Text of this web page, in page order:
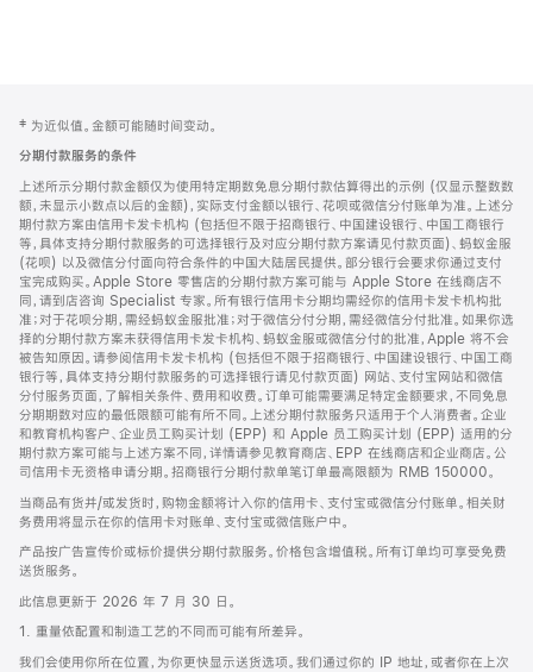
页
页
脚
注
‡ 为近似值。金额可能随时间变动。
分期付款服务的条件
上述所示分期付款金额仅为使用特定期数免息分期付款估算得出的示例 (仅显示整数数
额，未显示小数点以后的金额)，实际支付金额以银行、花呗或微信分付账单为准。上述分
期付款方案由信用卡发卡机构 (包括但不限于招商银行、中国建设银行、中国工商银行
等，具体支持分期付款服务的可选择银行及对应分期付款方案请见付款页面)、蚂蚁金服
(花呗) 以及微信分付面向符合条件的中国大陆居民提供。部分银行会要求你通过支付
宝完成购买。Apple Store 零售店的分期付款方案可能与 Apple Store 在线商店不
同，请到店咨询 Specialist 专家。所有银行信用卡分期均需经你的信用卡发卡机构批
准；对于花呗分期，需经蚂蚁金服批准；对于微信分付分期，需经微信分付批准。如果你选
择的分期付款方案未获得信用卡发卡机构、蚂蚁金服或微信分付的批准，Apple 将不会
被告知原因。请参阅信用卡发卡机构 (包括但不限于招商银行、中国建设银行、中国工商
银行等，具体支持分期付款服务的可选择银行请见付款页面) 网站、支付宝网站和微信
分付服务页面，了解相关条件、费用和收费。订单可能需要满足特定金额要求，不同免息
分期期数对应的最低限额可能有所不同。上述分期付款服务只适用于个人消费者。企业
和教育机构客户、企业员工购买计划 (EPP) 和 Apple 员工购买计划 (EPP) 适用的分
期付款方案可能与上述方案不同，详情请参见教育商店、EPP 在线商店和企业商店。公
司信用卡无资格申请分期。招商银行分期付款单笔订单最高限额为 RMB 150000。
当商品有货并/或发货时，购物金额将计入你的信用卡、支付宝或微信分付账单。相关财
务费用将显示在你的信用卡对账单、支付宝或微信账户中。
产品按广告宣传价或标价提供分期付款服务。价格包含增值税。所有订单均可享受免费
送货服务。
此信息更新于 2026 年 7 月 30 日。
1. 重量依配置和制造工艺的不同而可能有所差异。
我们会使用你所在位置，为你更快显示送货选项。我们通过你的 IP 地址，或者你在上次